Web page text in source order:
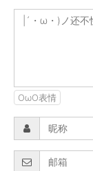
OωO表情